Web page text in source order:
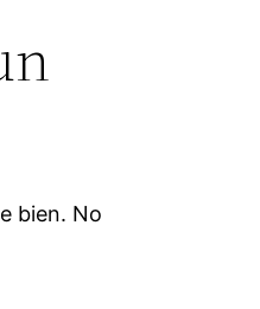
bien. No